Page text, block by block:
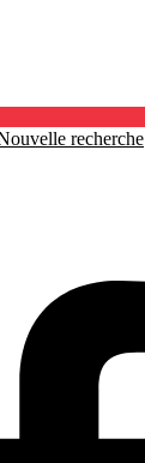
recherche